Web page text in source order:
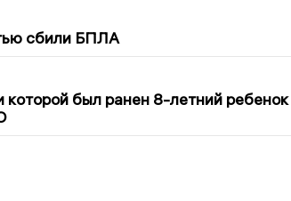
сбили БПЛА
которой был ранен 8-летний ребенок